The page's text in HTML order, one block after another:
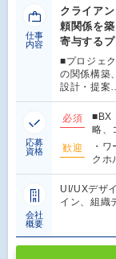
仕事
内容
クライア
頼関係を
寄与する
■プロジェ
の関係構築
設計・提案
応募
資格
必須
■BX
略、
歓迎
・
クホ
会社
概要
UI/UXデザ
イン、組織